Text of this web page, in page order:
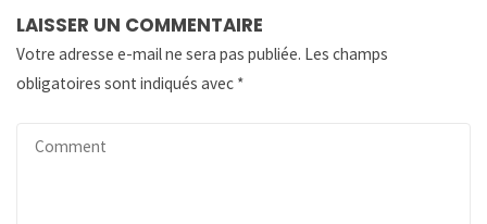
LAISSER UN COMMENTAIRE
Votre adresse e-mail ne sera pas publiée. Les champs
obligatoires sont indiqués avec *